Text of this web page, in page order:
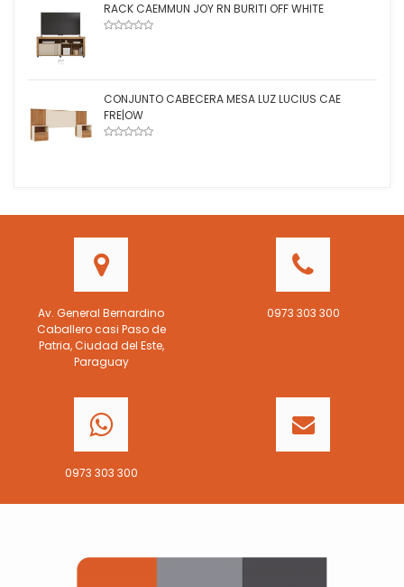
RACK CAEMMUN JOY RN BURITI OFF WHITE
CONJUNTO CABECERA MESA LUZ LUCIUS CAE
FRE|OW
Av. General Bernardino
Caballero casi Paso de
Patria, Ciudad del Este,
Paraguay
0973 303 300
0973 303 300